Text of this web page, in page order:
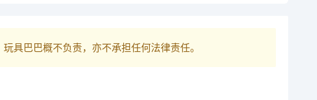
具巴巴概不负责，亦不承担任何法律责任。